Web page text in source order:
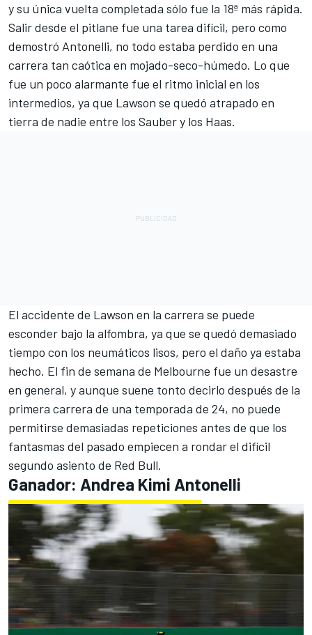
y su única vuelta completada sólo fue la 18ª más rápida.
Salir desde el pitlane fue una tarea difícil, pero como
demostró Antonelli, no todo estaba perdido en una
carrera tan caótica en mojado-seco-húmedo. Lo que
fue un poco alarmante fue el ritmo inicial en los
intermedios, ya que Lawson se quedó atrapado en
tierra de nadie entre los Sauber y los Haas.
El accidente de Lawson en la carrera se puede
esconder bajo la alfombra, ya que se quedó demasiado
tiempo con los neumáticos lisos, pero el daño ya estaba
hecho. El fin de semana de Melbourne fue un desastre
en general, y aunque suene tonto decirlo después de la
primera carrera de una temporada de 24, no puede
permitirse demasiadas repeticiones antes de que los
fantasmas del pasado empiecen a rondar el difícil
segundo asiento de Red Bull.
Ganador: Andrea Kimi Antonelli